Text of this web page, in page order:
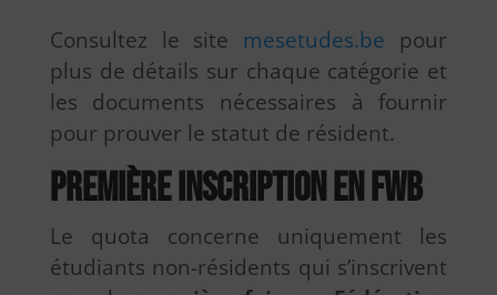
Consultez le site mesetudes.be pour
plus de détails sur chaque catégorie et
les documents nécessaires à fournir
pour prouver le statut de résident.
Première inscription en FWB
Le quota concerne uniquement les
étudiants non-résidents qui s’inscrivent